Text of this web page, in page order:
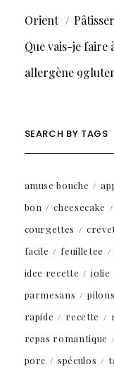
Orient
Que vais-je faire
allergène
SEARCH BY TAGS
amuse bouche
bon
cheesecake
courgettes
facile
feuilletee
idee recette
jolie
parmesans
pilons
rapide
recette
repas romantique
porc
spéculos